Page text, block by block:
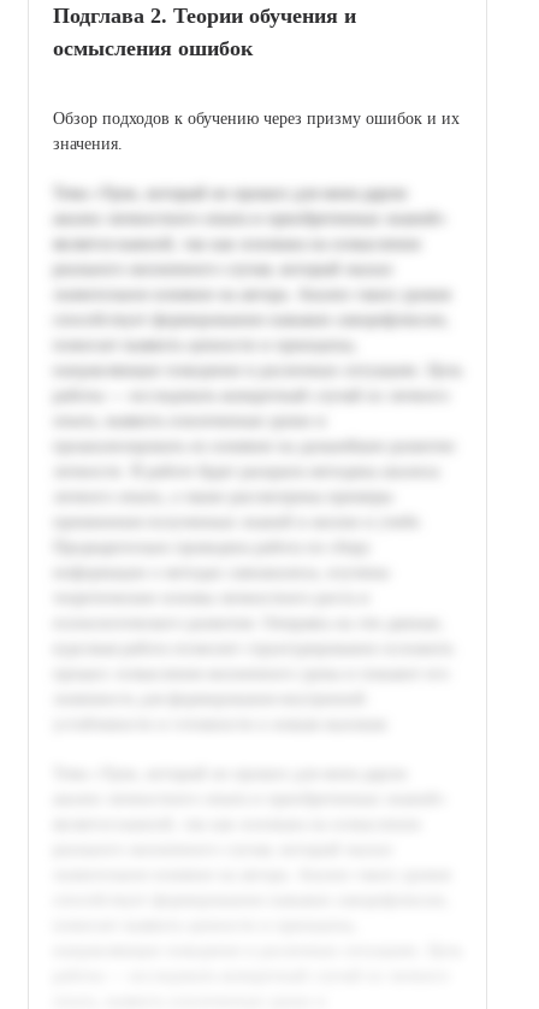
Подглава 2. Теории обучения и
осмысления ошибок
Обзор подходов к обучению через призму ошибок и их
значения.